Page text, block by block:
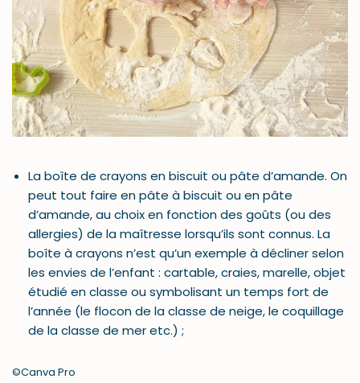
La boîte de crayons en biscuit ou pâte d’amande. On
peut tout faire en pâte à biscuit ou en pâte
d’amande, au choix en fonction des goûts (ou des
allergies) de la maîtresse lorsqu’ils sont connus. La
boîte à crayons n’est qu’un exemple à décliner selon
les envies de l’enfant : cartable, craies, marelle, objet
étudié en classe ou symbolisant un temps fort de
l’année (le flocon de la classe de neige, le coquillage
de la classe de mer etc.) ;
©Canva Pro